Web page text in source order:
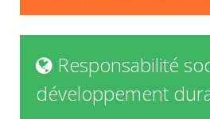
Responsabilité
développement